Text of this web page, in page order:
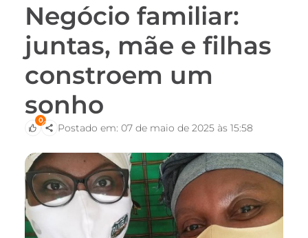
Negócio familiar:
juntas, mãe e filhas
constroem um
sonho
0
Postado em: 07 de maio de 2025 às 15:58